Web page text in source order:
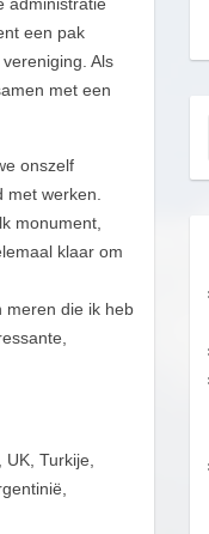
een pak
Als
met een
onszelf
werken.
monument,
klaar om
meren die ik heb
Turkije,